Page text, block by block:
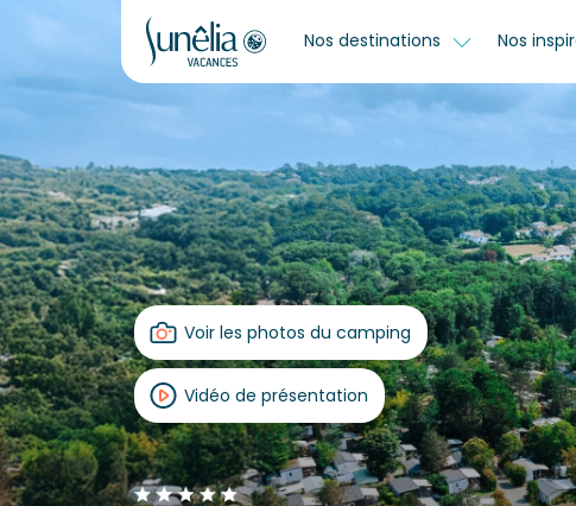
Nos destinations Nos
Voir les photos du camping
Vidéo de présentation